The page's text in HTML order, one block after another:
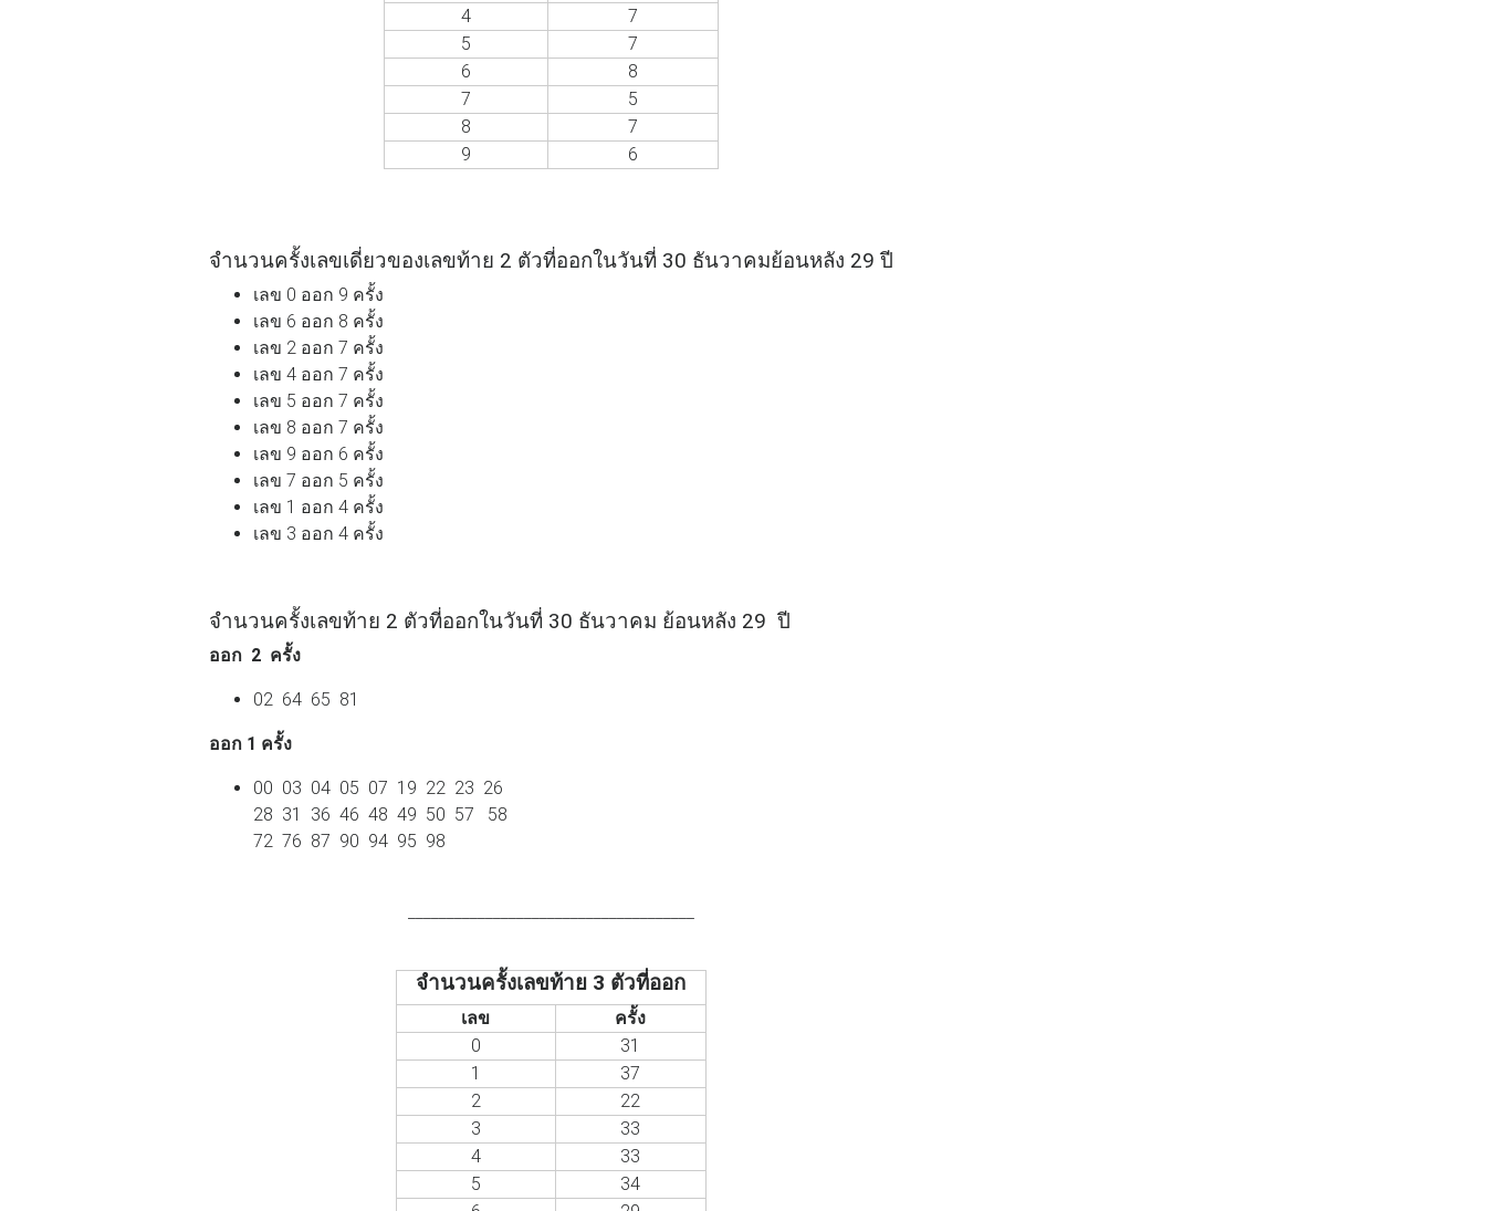
4
7
5
7
6
8
7
5
8
7
9
6
จำนวนครั้งเลขเดี่ยวของเลขท้าย 2 ตัวที่ออกในวันที่ 30 ธันวาคมย้อนหลัง 29 ปี
เลข 0 ออก 9 ครั้ง
เลข 6 ออก 8 ครั้ง
เลข 2 ออก 7 ครั้ง
เลข 4 ออก 7 ครั้ง
เลข 5 ออก 7 ครั้ง
เลข 8 ออก 7 ครั้ง
เลข 9 ออก 6 ครั้ง
เลข 7 ออก 5 ครั้ง
เลข 1 ออก 4 ครั้ง
เลข 3 ออก 4 ครั้ง
จำนวนครั้งเลขท้าย 2 ตัวที่ออกในวันที่ 30 ธันวาคม ย้อนหลัง 29 ปี
ออก 2 ครั้ง
02 64 65 81
ออก 1 ครั้ง
00 03 04 05 07 19 22 23 26
28 31 36 46 48 49 50 57 58
72 76 87 90 94 95 98
จำนวนครั้งเลขท้าย 3 ตัวที่ออก
เลข
ครั้ง
0
31
1
37
2
22
3
33
4
33
5
34